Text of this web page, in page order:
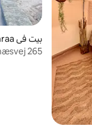
بيت في Aabenraa
265